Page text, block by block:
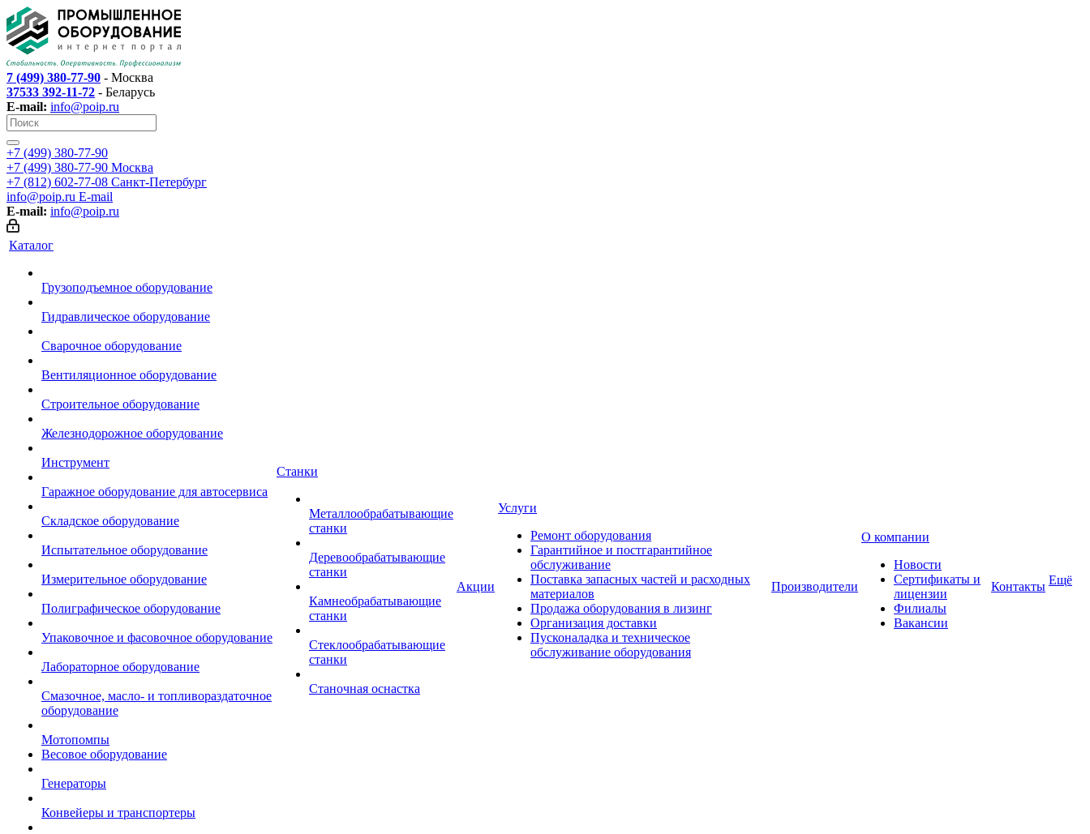
7 (499) 380-77-90 - Москва
37533 392-11-72 - Беларусь
E-mail: info@poip.ru
+7 (499) 380-77-90
+7 (499) 380-77-90 Москва
+7 (812) 602-77-08 Санкт-Петербург
info@poip.ru E-mail
E-mail: info@poip.ru
Каталог
Грузоподъемное оборудование
Гидравлическое оборудование
Сварочное оборудование
Вентиляционное оборудование
Строительное оборудование
Железнодорожное оборудование
Инструмент
Гаражное оборудование для автосервиса
Складское оборудование
Испытательное оборудование
Измерительное оборудование
Полиграфическое оборудование
Упаковочное и фасовочное оборудование
Лабораторное оборудование
Смазочное, масло- и топливораздаточное
оборудование
Мотопомпы
Весовое оборудование
Генераторы
Конвейеры и транспортеры
Станки
Металлообрабатывающие
станки
Деревообрабатывающие
станки
Камнеобрабатывающие
станки
Стеклообрабатывающие
станки
Станочная оснастка
Акции
Услуги
Ремонт оборудования
Гарантийное и постгарантийное
обслуживание
Поставка запасных частей и расходных
материалов
Продажа оборудования в лизинг
Организация доставки
Пусконаладка и техническое
обслуживание оборудования
Производители
О компании
Новости
Сертификаты и
лицензии
Филиалы
Вакансии
Контакты Ещё